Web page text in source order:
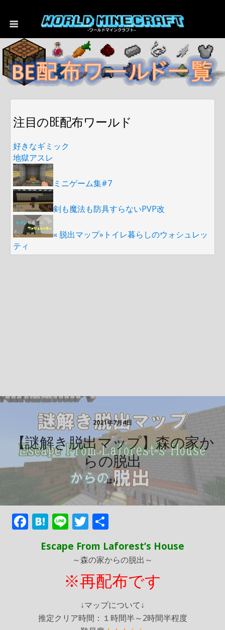
注目のBE配布ワールド
好きなギミック
地獄アスレ
ミニゲーム集#7
剣も魔法も防具すらないPVP改
« 脱出マップ»トイレ暮らしのウォシュレッ
ティ
2021年7月4日
【謎解き脱出マップ】森の家か
らの脱出
はり
F
ac
H
e
Li
n
e
T
itt
er
有
Escape From Laforest’s House
～森の家からの脱出～
※再配布です
↓マップについて↓
推定クリア時間：１時間半～2時間半程度